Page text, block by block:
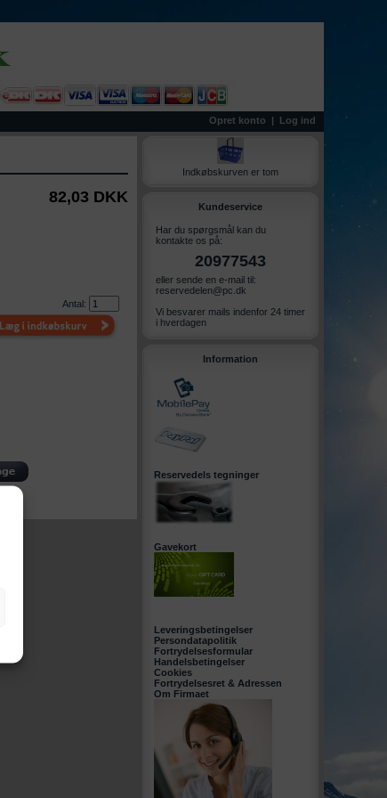
Opret konto | Log ind
82,03 DKK
Antal:
Indkøbskurven er tom
Kundeservice
Har du spørgsmål kan du
kontakte os på:
20977543
eller sende en e-mail til:
reservedelen@pc.dk
Vi besvarer mails indenfor 24 timer
i hverdagen
Information
Reservedels tegninger
Gavekort
Leveringsbetingelser
Persondatapolitik
Fortrydelsesformular
Handelsbetingelser
Cookies
Fortrydelsesret & Adressen
Om Firmaet